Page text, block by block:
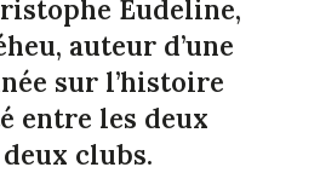
Eudeline,
auteur d’une
sur l’histoire
entre les deux
clubs.